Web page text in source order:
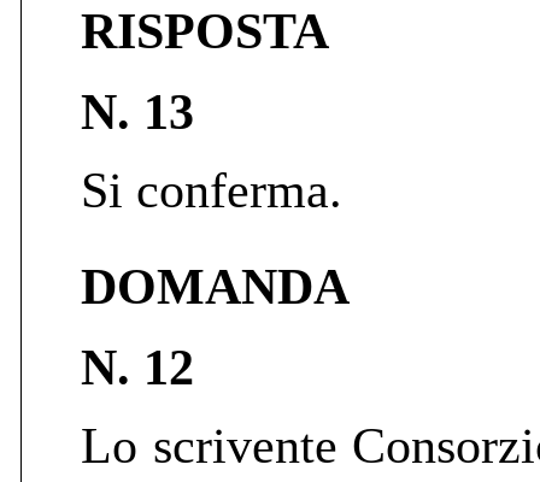
RISPOSTA
N. 13
Si conferma.
DOMANDA
N. 12
Lo scrivente